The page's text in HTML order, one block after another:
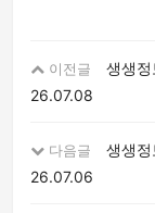
이전글
생생
26.07.08
다음글
생생
26.07.06